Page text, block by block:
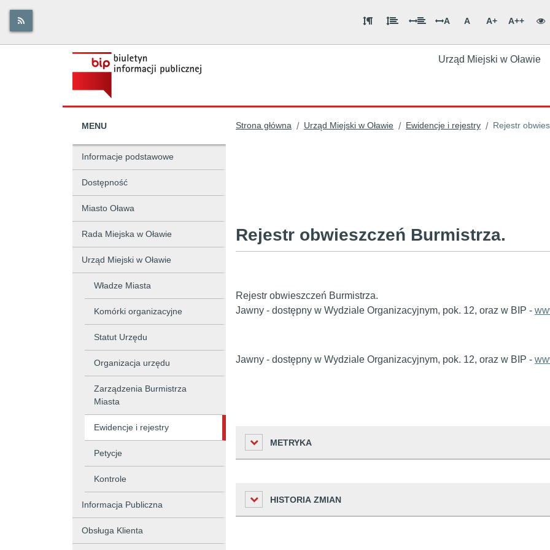
A A A+ A++
Urząd Miejski w Oławie
MENU
Informacje podstawowe
Dostępność
Miasto Oława
Rada Miejska w Oławie
Urząd Miejski w Oławie
Władze Miasta
Komórki organizacyjne
Statut Urzędu
Organizacja urzędu
Zarządzenia Burmistrza
Miasta
Ewidencje i rejestry
Petycje
Kontrole
Informacja Publiczna
Obsługa Klienta
Strona główna / Urząd Miejski w Oławie / Ewidencje i rejestry / Rejestr
Rejestr obwieszczeń Burmistrza.
Rejestr obwieszczeń Burmistrza.
Jawny - dostępny w Wydziale Organizacyjnym, pok. 12, oraz w BIP -
Jawny - dostępny w Wydziale Organizacyjnym, pok. 12, oraz w BIP -
METRYKA
Liczba odwiedzin
Podmiot udostępniający informację Urząd Miejski w
HISTORIA ZMIAN